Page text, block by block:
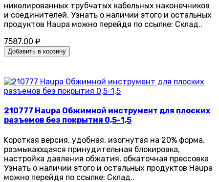
никелированных трубчатых кабельных наконечников
и соединителей. Узнать о наличии этого и остальных
продуктов Haupa можно перейдя по ссылке: Склад..
7587.00 ₽
Добавить в корзину
210777 Haupa Обжимной инструмент для плоских
разъемов без покрытия 0,5-1,5
Kороткая версия, удобная, изогнутая на 20% форма,
размыкающаяся принудительная блокировка,
настройка давления обжатия, обкаточная прессовка
Узнать о наличии этого и остальных продуктов Haupa
можно перейдя по ссылке: Склад..